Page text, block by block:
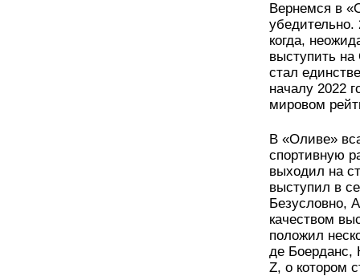
Вернемся в
убедительно.
когда,
выступить
стал
началу 2022
мировом
В «Оливе»
спортивную
выходил на
выступил в
Безусловно,
качеством
положил
де Боерданс,
Z, о котором